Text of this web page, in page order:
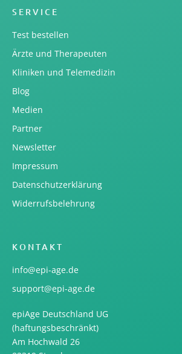
SERVICE
Test bestellen
Ärzte und Therapeuten
Kliniken und Telemedizin
Blog
Medien
Partner
Newsletter
Impressum
Datenschutzerklärung
Widerrufsbelehrung
KONTAKT
info@epi-age.de
support@epi-age.de
epiAge Deutschland UG
(haftungsbeschränkt)
Am Hochwald 26